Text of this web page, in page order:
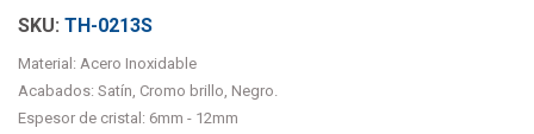
TH-0213S
Material: Acero Inoxidable
Acabados: Satín, Cromo brillo, Negro.
Espesor de cristal: 6mm - 12mm